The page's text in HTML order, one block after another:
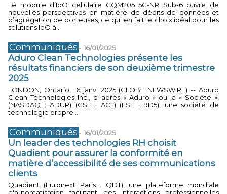
Le module d’IdO cellulaire CQM205 5G-NR Sub-6 ouvre de
nouvelles perspectives en matière de débits de données et
d’agrégation de porteuses, ce qui en fait le choix idéal pour les
solutions IdO à...
Communiqués - 16/01/2025
Aduro Clean Technologies présente les
résultats financiers de son deuxième trimestre
2025
LONDON, Ontario, 16 janv. 2025 (GLOBE NEWSWIRE) -- Aduro
Clean Technologies Inc., ci-après « Aduro » ou la « Société »,
(NASDAQ : ADUR) (CSE : ACT) (FSE : 9D5), une société de
technologie propre...
Communiqués - 16/01/2025
Un leader des technologies RH choisit
Quadient pour assurer la conformité en
matière d’accessibilité de ses communications
clients
Quadient (Euronext Paris : QDT), une plateforme mondiale